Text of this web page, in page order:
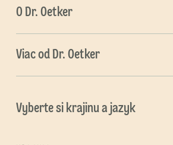
O Dr. Oetker
Viac od Dr. Oetker
Vyberte si krajinu a jazyk